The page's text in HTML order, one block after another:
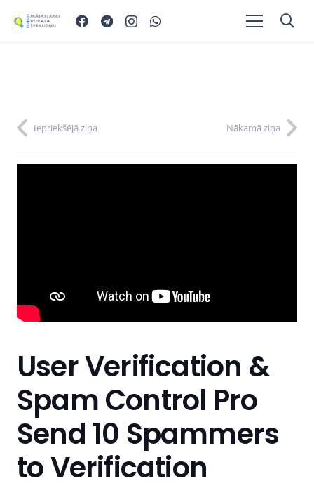
Iepriekšējā ziņa Nākamā ziņa
User Verification &
Spam Control Pro
Send 10 Spammers
to Verification